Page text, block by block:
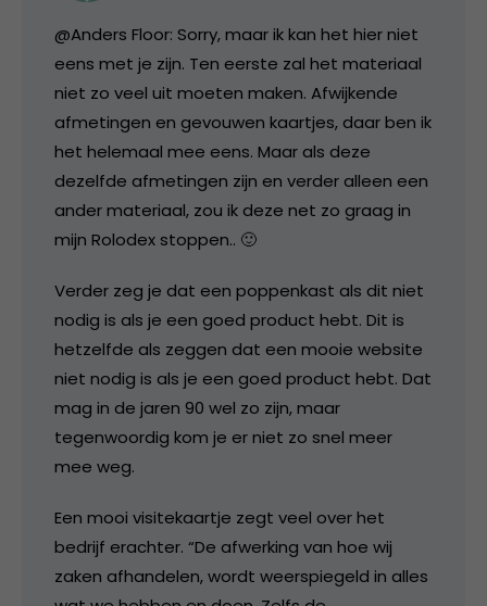
@Anders Floor: Sorry, maar ik kan het hier niet
eens met je zijn. Ten eerste zal het materiaal
niet zo veel uit moeten maken. Afwijkende
afmetingen en gevouwen kaartjes, daar ben ik
het helemaal mee eens. Maar als deze
dezelfde afmetingen zijn en verder alleen een
ander materiaal, zou ik deze net zo graag in
mijn Rolodex stoppen.. 🙂
Verder zeg je dat een poppenkast als dit niet
nodig is als je een goed product hebt. Dit is
hetzelfde als zeggen dat een mooie website
niet nodig is als je een goed product hebt. Dat
mag in de jaren 90 wel zo zijn, maar
tegenwoordig kom je er niet zo snel meer
mee weg.
Een mooi visitekaartje zegt veel over het
bedrijf erachter. “De afwerking van hoe wij
zaken afhandelen, wordt weerspiegeld in alles